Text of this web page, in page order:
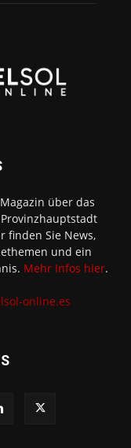
über das
finden Sie News,
und ein
Mehr Infos hier.
online.es